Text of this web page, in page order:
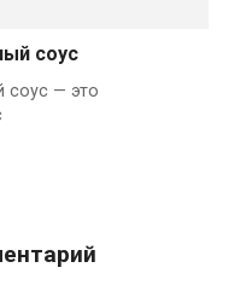
соус
соус — это